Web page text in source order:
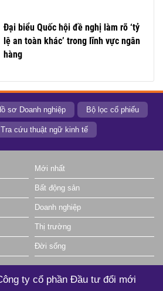
Đại biểu Quốc hội đề nghị làm rõ ‘tỷ
lệ an toàn khác’ trong lĩnh vực ngân
hàng
sơ Doanh nghiệp Bộ lọc cổ phiếu
Tra cứu thuật ngữ kinh tế
Mới nhất
Bất động sản
Doanh nghiệp
Thị trường
Đời sống
ty cổ phần Đầu tư đổi mới